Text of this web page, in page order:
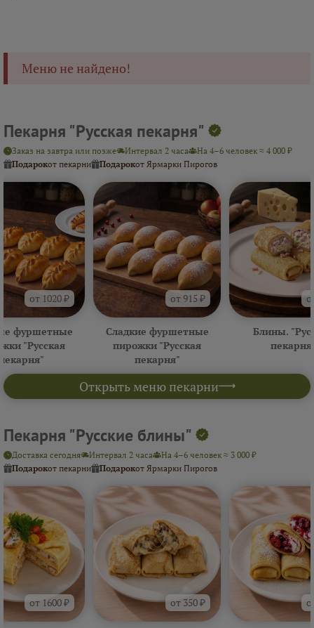
Меню не найдено!
Пекарня "Русская пекарня"
Открыть меню пекарни
Заказ на завтра или позже Интервал 2 часа
На 4–6 человек ≈ 4 000 ₽
Подарокот пекарни Подарокот Ярмарки Пирогов
от 1020 ₽
фуршетные
"Русская
от 915 ₽
Сладкие фуршетные
пирожки "Русская
пекарня"
Блины.
Пекарня "Русские блины"
Доставка сегодня Интервал 2 часа
На 4–6 человек ≈ 3 000 ₽
Подарокот пекарни Подарокот Ярмарки Пирогов
от 1600 ₽ от 350 ₽